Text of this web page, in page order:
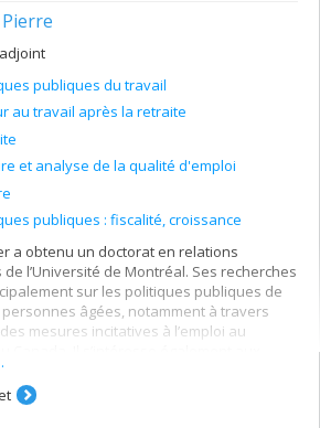
employés en milieu organisationnel.
aux facteurs explicatifs des
comportements des travailleurs sur le
Pierre
publiques du travail
au travail après la retraite
et analyse de la qualité d'emploi
publiques : fiscalité, croissance
a obtenu un doctorat en relations
l’Université de Montréal. Ses recherches
sur les politiques publiques de
personnes âgées, notamment à travers
mesures incitatives à l’emploi au
prolongation de la vie active et de la
les impacts sociaux et
de ces politiques.